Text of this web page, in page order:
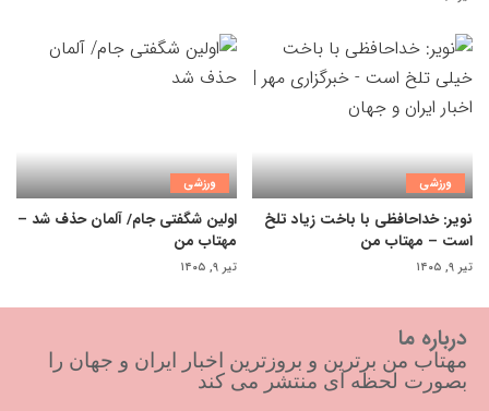
ورزشی
نویر: خداحافظی با باخت زیاد تلخ
است – مهتاب من
تیر ۹, ۱۴۰۵
ورزشی
اولین شگفتی جام/ آلمان حذف شد –
مهتاب من
تیر ۹, ۱۴۰۵
درباره ما
مهتاب من برترین و بروزترین اخبار ایران و جهان را
بصورت لحظه ای منتشر می کند